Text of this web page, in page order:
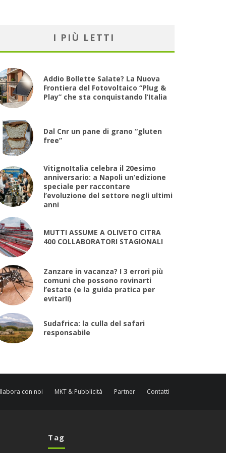
I PIÙ LETTI
Addio Bollette Salate? La Nuova
Frontiera del Fotovoltaico “Plug &
Play” che sta conquistando l’Italia
Dal Cnr un pane di grano “gluten
free”
VitignoItalia celebra il 20esimo
anniversario: a Napoli un’edizione
speciale per raccontare
l’evoluzione del settore negli ultimi
anni
MUTTI ASSUME A OLIVETO CITRA
400 COLLABORATORI STAGIONALI
Zanzare in vacanza? I 3 errori più
comuni che possono rovinarti
l’estate (e la guida pratica per
evitarli)
Sudafrica: la culla del safari
responsabile
con noi MKT & Pubblicità Partner Contatti
Tag